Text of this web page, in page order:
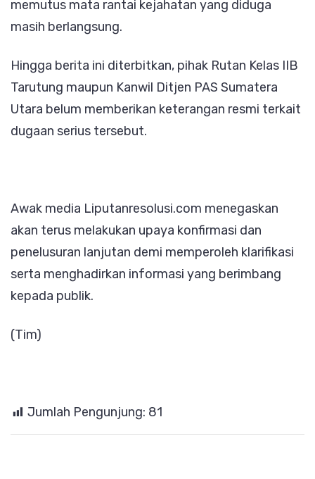
memutus mata rantai kejahatan yang diduga
masih berlangsung.
Hingga berita ini diterbitkan, pihak Rutan Kelas IIB
Tarutung maupun Kanwil Ditjen PAS Sumatera
Utara belum memberikan keterangan resmi terkait
dugaan serius tersebut.
Awak media Liputanresolusi.com menegaskan
akan terus melakukan upaya konfirmasi dan
penelusuran lanjutan demi memperoleh klarifikasi
serta menghadirkan informasi yang berimbang
kepada publik.
(Tim)
Jumlah Pengunjung: 81